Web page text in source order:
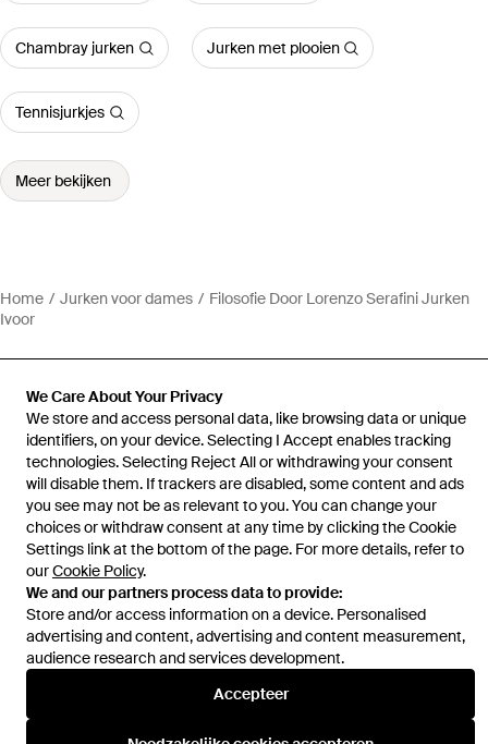
We Care About Your Privacy
We store and access personal data, like browsing data or unique
identifiers, on your device. Selecting I Accept enables tracking
technologies. Selecting Reject All or withdrawing your consent
will disable them. If trackers are disabled, some content and ads
you see may not be as relevant to you. You can change your
choices or withdraw consent at any time by clicking the Cookie
Settings link at the bottom of the page. For more details, refer to
ourCookie Policy.
We and our partners process data to provide:
Store and/or access information on a device. Personalised
advertising and content, advertising and content measurement,
audience research and services development.
Accepteer
Chambray jurken Jurken met plooien
Tennisjurkjes
Meer bekijken
Home Jurken voor dames
Filosofie Door Lorenzo Serafini Jurken
Ivoor
Hulp en informatie